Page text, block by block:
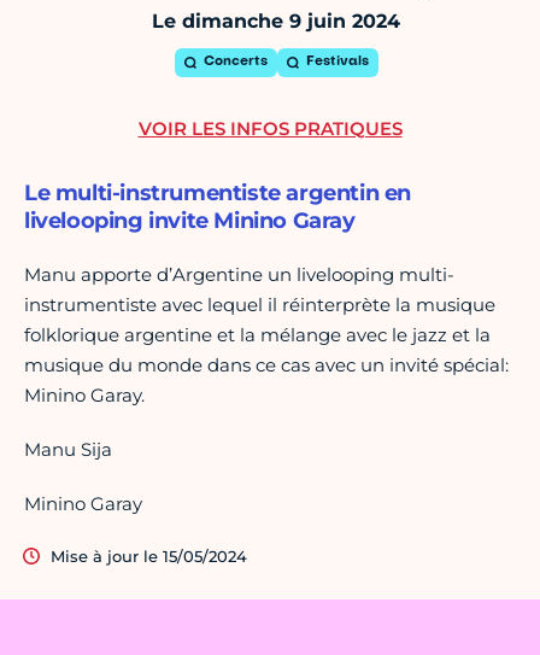
Le dimanche 9 juin 2024
Concerts Festivals
Le multi-instrumentiste argentin en
livelooping invite Minino Garay
Manu apporte d’Argentine un livelooping multi-
instrumentiste avec lequel il réinterprète la musique
folklorique argentine et la mélange avec le jazz et la
musique du monde dans ce cas avec un invité spécial:
Minino Garay.
Manu Sija
Minino Garay
Mise à jour le 15/05/2024
VOIR LES INFOS PRATIQUES